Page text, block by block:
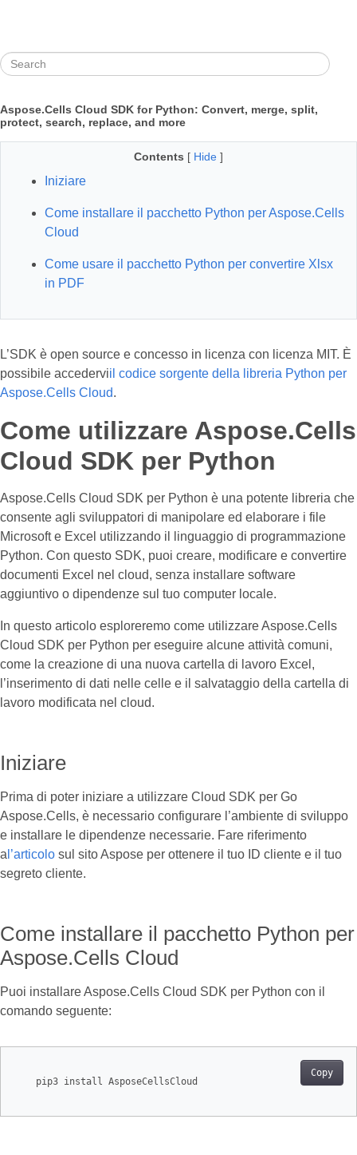
Aspose.Cells Cloud SDK for Python: Convert, merge, split,
protect, search, replace, and more
Contents [ Hide ]
Iniziare
Come installare il pacchetto Python per Aspose.Cells
Cloud
Come usare il pacchetto Python per convertire Xlsx
in PDF
L’SDK è open source e concesso in licenza con licenza MIT. È
possibile accederviil codice sorgente della libreria Python per
Aspose.Cells Cloud.
Come utilizzare Aspose.Cells
Cloud SDK per Python
Aspose.Cells Cloud SDK per Python è una potente libreria che
consente agli sviluppatori di manipolare ed elaborare i file
Microsoft e Excel utilizzando il linguaggio di programmazione
Python. Con questo SDK, puoi creare, modificare e convertire
documenti Excel nel cloud, senza installare software
aggiuntivo o dipendenze sul tuo computer locale.
In questo articolo esploreremo come utilizzare Aspose.Cells
Cloud SDK per Python per eseguire alcune attività comuni,
come la creazione di una nuova cartella di lavoro Excel,
l’inserimento di dati nelle celle e il salvataggio della cartella di
lavoro modificata nel cloud.
Iniziare
Prima di poter iniziare a utilizzare Cloud SDK per Go
Aspose.Cells, è necessario configurare l’ambiente di sviluppo
e installare le dipendenze necessarie. Fare riferimento
a l’articolo sul sito Aspose per ottenere il tuo ID cliente e il tuo
segreto cliente.
Come installare il pacchetto Python per
Aspose.Cells Cloud
Puoi installare Aspose.Cells Cloud SDK per Python con il
comando seguente:
Copy
    pip3 install AsposeCellsCloud